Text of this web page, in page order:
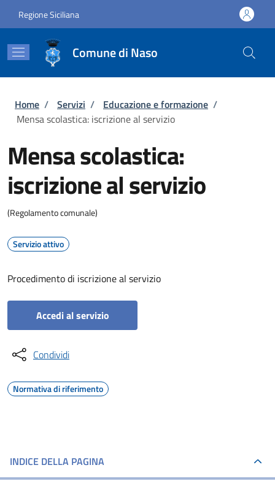
Regione Siciliana
Comune di Naso
Briciole di pane
Home / Servizi / Educazione e formazione /
Mensa scolastica: iscrizione al servizio
Mensa scolastica:
iscrizione al servizio
(Regolamento comunale)
Servizio attivo
Procedimento di iscrizione al servizio
Accedi al servizio
Condividi
Normativa di riferimento
INDICE DELLA PAGINA